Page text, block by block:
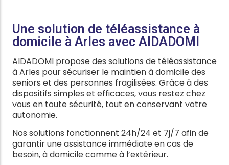
Une solution de téléassistance à
domicile à Arles avec AIDADOMI
AIDADOMI propose des solutions de téléassistance
à Arles pour sécuriser le maintien à domicile des
seniors et des personnes fragilisées. Grâce à des
dispositifs simples et efficaces, vous restez chez
vous en toute sécurité, tout en conservant votre
autonomie.
Nos solutions fonctionnent 24h/24 et 7j/7 afin de
garantir une assistance immédiate en cas de
besoin, à domicile comme à l’extérieur.